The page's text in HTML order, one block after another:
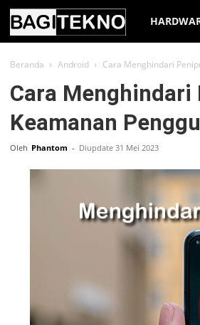
BagiTekno
Beranda Android Cara Menghindari
Cara Menghindari
Keamanan
Oleh Phantom - Diupdate 31 Mei 2023